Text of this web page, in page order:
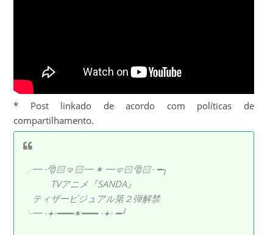
* Post linkado de acordo com políticas de
compartilhamento.
╭━ ⋅🎅🏻🤜🏻━ ✶ ━🤛🏻🎅🏻⋅ ━╮
TVアニメ『SANDA』
ティザービジュアル第２弾解禁
╰━ ⋅𖥔⋅━━━✶━━━ ⋅𖥔⋅ ━╯